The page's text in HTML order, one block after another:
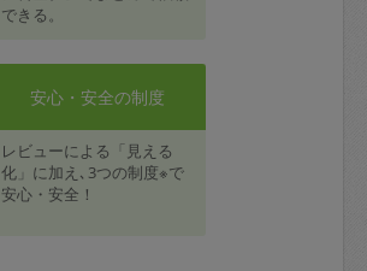
できる。
安心・安全の制度
レビューによる「見える
化」に加え､3つの制度※で
安心・安全！